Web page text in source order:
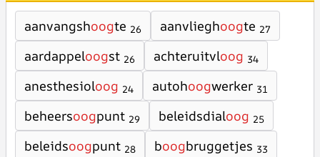
aanvangshoogte 26 aanvlieghoogte 27
aardappeloogst 26 achteruitvloog 34
anesthesioloog 24 autohoogwerker 31
beheersoogpunt 29 beleidsdialoog 25
beleidsoogpunt 28 boogbruggetjes 33